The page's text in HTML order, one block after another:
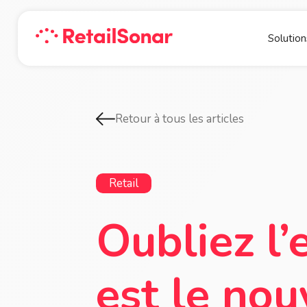
Retour à tous les articles
Retail
Oubliez